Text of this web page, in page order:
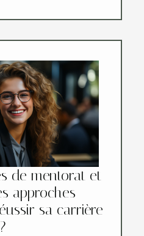
de mentorat et
approches
sa carrière